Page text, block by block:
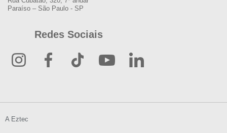
Paraíso – São Paulo - SP
Redes Sociais
A Eztec